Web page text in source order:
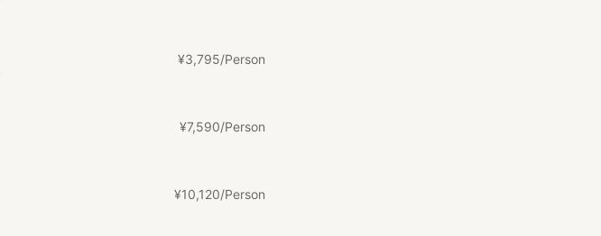
¥3,795/Person
¥7,590/Person
¥10,120/Person